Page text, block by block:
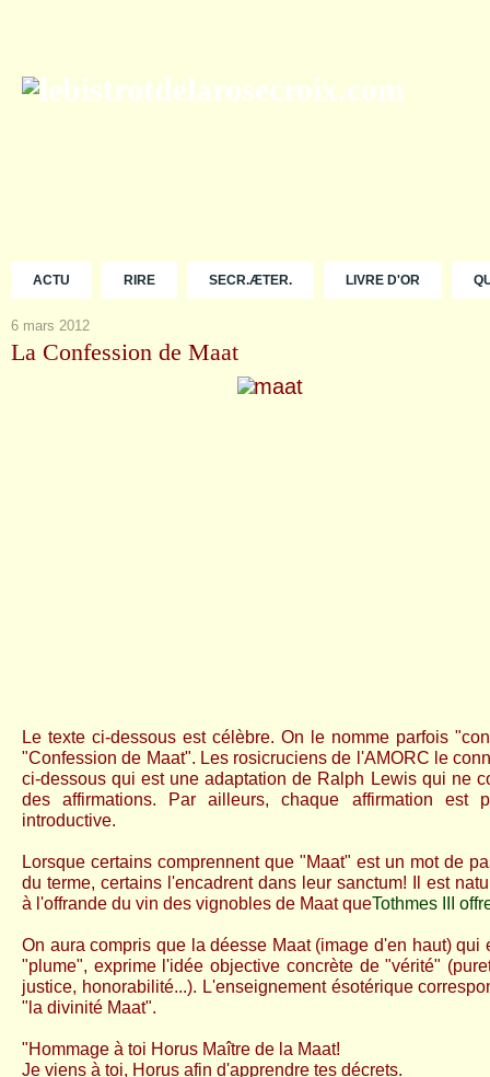
ACTU RIRE SECR.ÆTER. LIVRE D'OR
6 mars 2012
La Confession de Maat
Le texte ci-dessous est célèbre. On le nomme parfois
"Confession de Maat". Les rosicruciens de l'AMORC le
ci-dessous qui est une adaptation de Ralph Lewis qui ne
des affirmations. Par ailleurs, chaque affirmation est
introductive.
Lorsque certains comprennent que "Maat" est un mot de
du terme, certains l'encadrent dans leur sanctum! Il est
à l'offrande du vin des vignobles de Maat queTothmes III
On aura compris que la déesse Maat (image d'en haut) qui
"plume", exprime l'idée objective concrète de"vérité"
justice, honorabilité...). L'enseignement ésotérique
"la divinité Maat".
"Hommage à toi Horus Maître de la Maat!
Je viens à toi, Horus afin d'apprendre tes décrets.